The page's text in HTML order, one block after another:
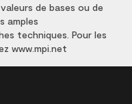
de bases ou de
amples
techniques. Pour les
www.mpi.net